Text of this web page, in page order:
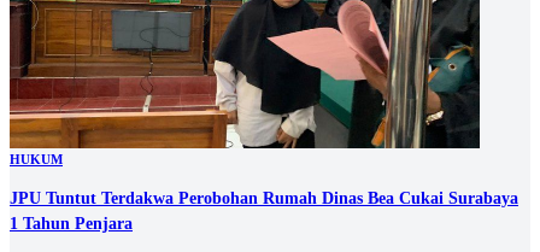
HUKUM
JPU Tuntut Terdakwa Perobohan Rumah Dinas Bea Cukai Surabaya
1 Tahun Penjara